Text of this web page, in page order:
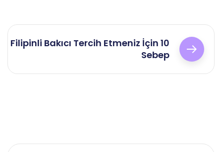
Yazı
gezinmesi
Filipinli Bakıcı Tercih Etmeniz İçin 10
Sebep